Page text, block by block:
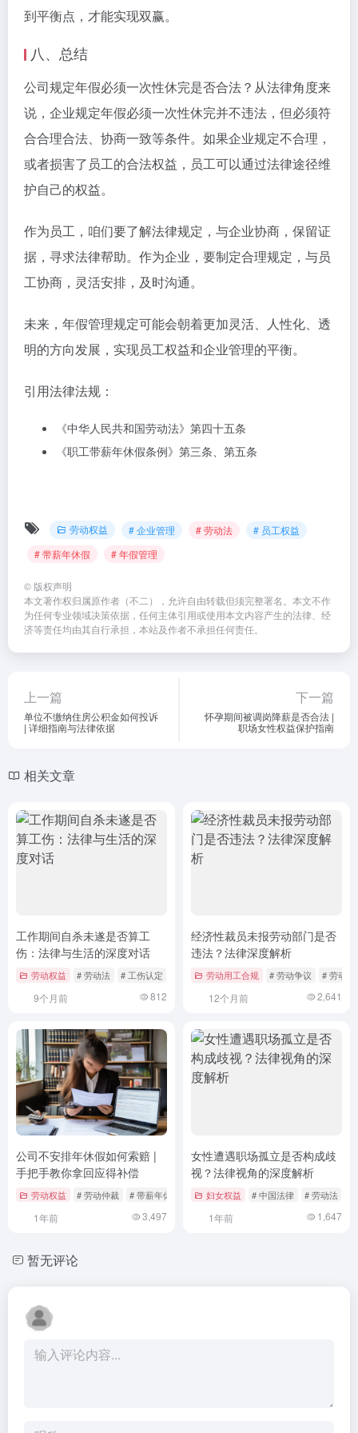
到平衡点，才能实现双赢。
八、总结
公司规定年假必须一次性休完是否合法？从法律角度来
说，企业规定年假必须一次性休完并不违法，但必须符
合合理合法、协商一致等条件。如果企业规定不合理，
或者损害了员工的合法权益，员工可以通过法律途径维
护自己的权益。
作为员工，咱们要了解法律规定，与企业协商，保留证
据，寻求法律帮助。作为企业，要制定合理规定，与员
工协商，灵活安排，及时沟通。
未来，年假管理规定可能会朝着更加灵活、人性化、透
明的方向发展，实现员工权益和企业管理的平衡。
引用法律法规：
《中华人民共和国劳动法》第四十五条
《职工带薪年休假条例》第三条、第五条
劳动权益 # 企业管理 # 劳动法
# 员工权益
# 带薪年休假
# 年假管理
© 版权声明
本文著作权归属原作者（不二），允许自由转载但须完整署名。本文不作
为任何专业领域决策依据，任何主体引用或使用本文内容产生的法律、经
济等责任均由其自行承担，本站及作者不承担任何责任。
上一篇
单位不缴纳住房公积金如何投诉
| 详细指南与法律依据
下一篇
怀孕期间被调岗降薪是否合法 |
职场女性权益保护指南
相关文章
工作期间自杀未遂是否算工
伤：法律与生活的深度对话
劳动权益 # 劳动法 # 工伤认定 # 工作压力
9个月前 812
经济性裁员未报劳动部门是否
违法？法律深度解析
劳动用工合规 # 劳动争议 # 劳动合
12个月前 2,641
公司不安排年休假如何索赔 |
手把手教你拿回应得补偿
劳动权益 # 劳动仲裁 # 带薪年休假 # 未休年假补偿
1年前 3,497
女性遭遇职场孤立是否构成歧
视？法律视角的深度解析
妇女权益 # 中国法律 # 劳动法
1年前 1,647
暂无评论